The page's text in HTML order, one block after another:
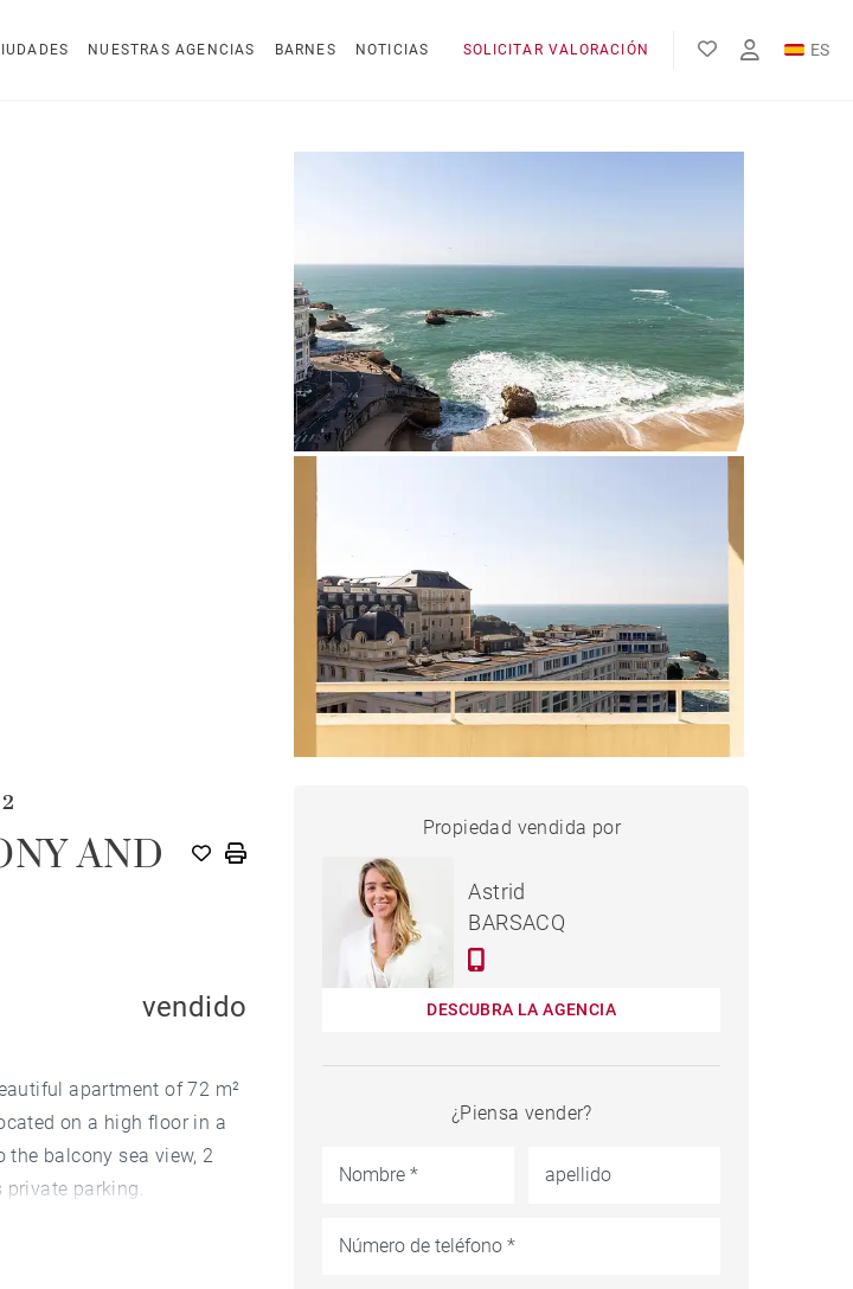
NUESTRAS AGENCIAS BARNES NOTICIAS SOLICITAR VALORACIÓN ES
EN
AND
vendido
apartment of 72 m²
on a high floor in a
balcony sea view, 2
parking.
PISO BIARRITZ - 72 M²
Propiedad vendida por
Astrid
BARSACQ
DESCUBRA LA AGENCIA
¿Piensa vender?